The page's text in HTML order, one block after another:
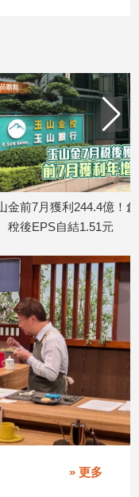
日勝生「臺中捷
案」開工 迎向臺
» 更多